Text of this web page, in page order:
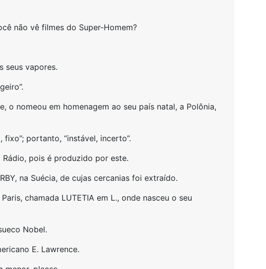
não vê filmes do Super-Homem?
seus vapores.
o nomeou em homenagem ao seu país natal, a Polônia,
fixo”; portanto, “instável, incerto”.
pois é produzido por este.
na Suécia, de cujas cercanias foi extraído.
chamada LUTETIA em L., onde nasceu o seu
Nobel.
E. Lawrence.